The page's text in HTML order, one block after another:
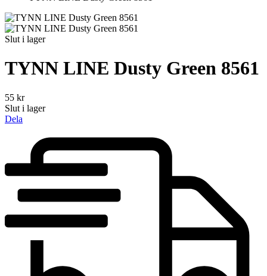
Slut i lager
TYNN LINE Dusty Green 8561
55 kr
Slut i lager
Dela